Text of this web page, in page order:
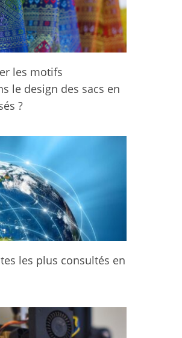
les motifs
le design des sacs en
?
les plus consultés en